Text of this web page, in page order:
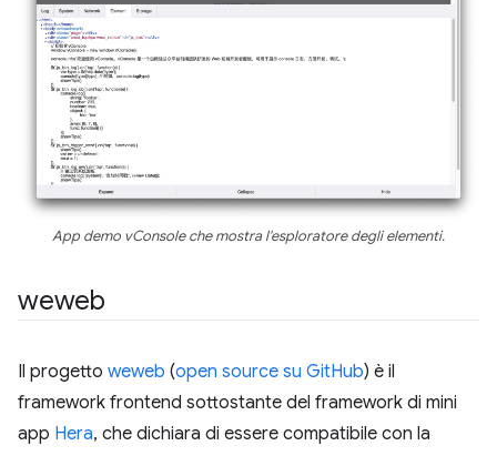
App demo vConsole che mostra l'esploratore degli elementi.
weweb
Il progetto weweb (open source su GitHub) è il
framework frontend sottostante del framework di mini
app Hera, che dichiara di essere compatibile con la